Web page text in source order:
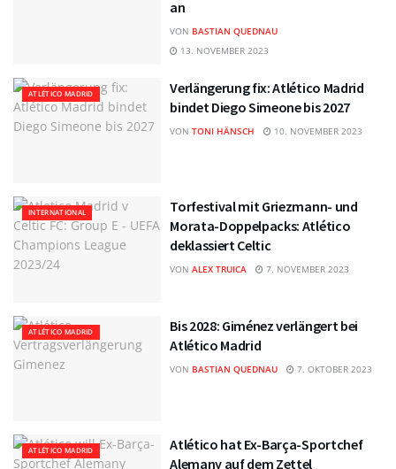
an
VON BASTIAN QUEDNAU
13. NOVEMBER 2023
ATLÉTICO MADRID
Verlängerung fix: Atlético Madrid
bindet Diego Simeone bis 2027
VON TONI HÄNSCH 10. NOVEMBER 2023
INTERNATIONAL
Torfestival mit Griezmann- und
Morata-Doppelpacks: Atlético
deklassiert Celtic
VON ALEX TRUICA 7. NOVEMBER 2023
ATLÉTICO MADRID
Bis 2028: Giménez verlängert bei
Atlético Madrid
VON BASTIAN QUEDNAU 7. OKTOBER 2023
ATLÉTICO MADRID
Atlético hat Ex-Barça-Sportchef
Alemany auf dem Zettel